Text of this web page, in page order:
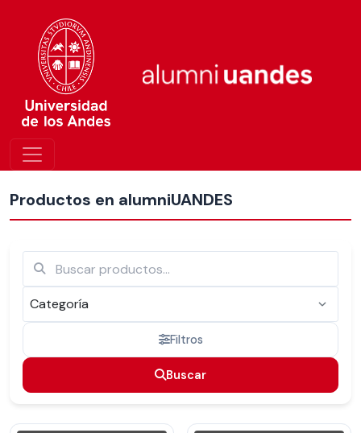
Productos en alumniUANDES
Filtros
Buscar
Buscar